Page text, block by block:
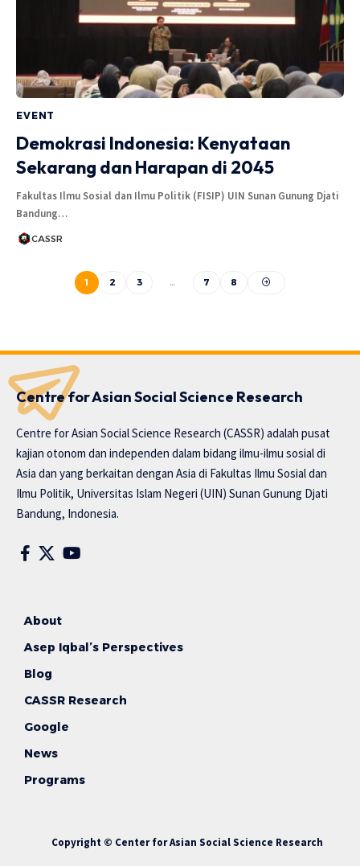
EVENT
Demokrasi Indonesia: Kenyataan
Sekarang dan Harapan di 2045
Fakultas Ilmu Sosial dan Ilmu Politik (FISIP) UIN Sunan Gunung Djati
Bandung…
CASSR
1 2 3 … 7 8
Centre for Asian Social Science Research
Centre for Asian Social Science Research (CASSR) adalah pusat
kajian otonom dan independen dalam bidang ilmu-ilmu sosial di
Asia dan yang berkaitan dengan Asia di Fakultas Ilmu Sosial dan
Ilmu Politik, Universitas Islam Negeri (UIN) Sunan Gunung Djati
Bandung, Indonesia.
About
Asep Iqbal’s Perspectives
Blog
CASSR Research
Google
News
Programs
Copyright © Center for Asian Social Science Research